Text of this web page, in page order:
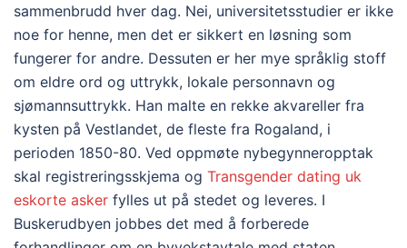
sammenbrudd hver dag. Nei, universitetsstudier er ikke
noe for henne, men det er sikkert en løsning som
fungerer for andre. Dessuten er her mye språklig stoff
om eldre ord og uttrykk, lokale personnavn og
sjømannsuttrykk. Han malte en rekke akvareller fra
kysten på Vestlandet, de fleste fra Rogaland, i
perioden 1850-80. Ved oppmøte nybegynneropptak
skal registreringsskjema og Transgender dating uk
eskorte asker fylles ut på stedet og leveres. I
Buskerudbyen jobbes det med å forberede